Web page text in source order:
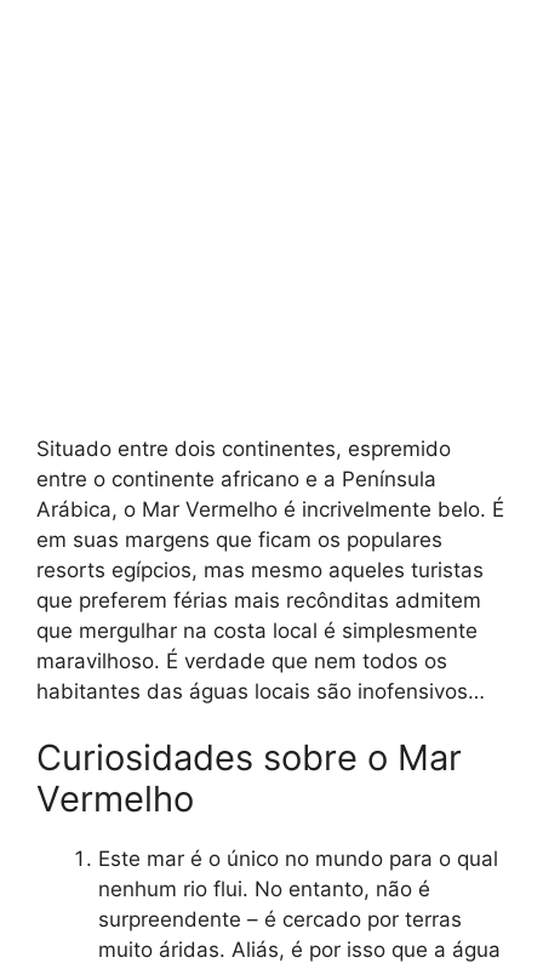
Situado entre dois continentes, espremido
entre o continente africano e a Península
Arábica, o Mar Vermelho é incrivelmente belo. É
em suas margens que ficam os populares
resorts egípcios, mas mesmo aqueles turistas
que preferem férias mais recônditas admitem
que mergulhar na costa local é simplesmente
maravilhoso. É verdade que nem todos os
habitantes das águas locais são inofensivos…
Curiosidades sobre o Mar
Vermelho
Este mar é o único no mundo para o qual
nenhum rio flui. No entanto, não é
surpreendente – é cercado por terras
muito áridas. Aliás, é por isso que a água